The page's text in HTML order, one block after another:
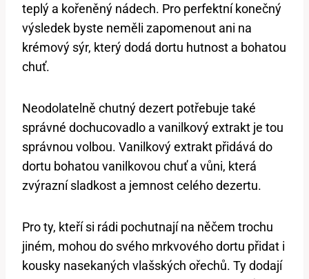
teplý a kořeněný nádech. Pro perfektní konečný⁤
výsledek byste neměli zapomenout ani na
krémový sýr, který dodá dortu hutnost a bohatou
chuť.
Neodolatelně chutný dezert potřebuje také
‍správné ⁤dochucovadlo a⁣ vanilkový extrakt‌ je tou
správnou volbou. Vanilkový extrakt přidává do
dortu bohatou vanilkovou chuť ⁣a vůni, ‍která⁢
zvýrazní ‍sladkost⁣ a ⁤jemnost celého dezertu.
Pro ty, kteří si rádi pochutnají na něčem ⁢trochu
jiném, mohou‌ do svého mrkvového dortu přidat i
kousky nasekaných vlašských ořechů.‍ Ty dodají